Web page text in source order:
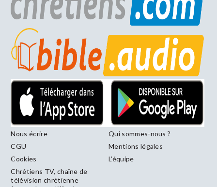
Nous écrire
Qui sommes-nous ?
CGU
Mentions légales
Cookies
L’équipe
Chrétiens TV, chaîne de
télévision chrétienne